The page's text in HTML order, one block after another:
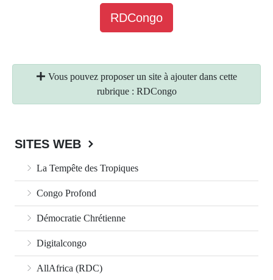
RDCongo
Vous pouvez proposer un site à ajouter dans cette
rubrique : RDCongo
SITES WEB
La Tempête des Tropiques
Congo Profond
Démocratie Chrétienne
Digitalcongo
AllAfrica (RDC)